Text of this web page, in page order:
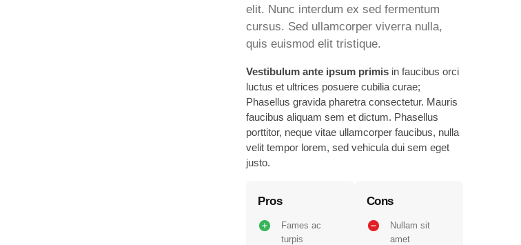
elit. Nunc interdum ex sed fermentum
cursus. Sed ullamcorper viverra nulla,
quis euismod elit tristique.
Vestibulum ante ipsum primis in faucibus orci
luctus et ultrices posuere cubilia curae;
Phasellus gravida pharetra consectetur. Mauris
faucibus aliquam sem et dictum. Phasellus
porttitor, neque vitae ullamcorper faucibus, nulla
velit tempor lorem, sed vehicula dui sem eget
justo.
Pros
Fames ac
turpis
Cons
Nullam sit
amet